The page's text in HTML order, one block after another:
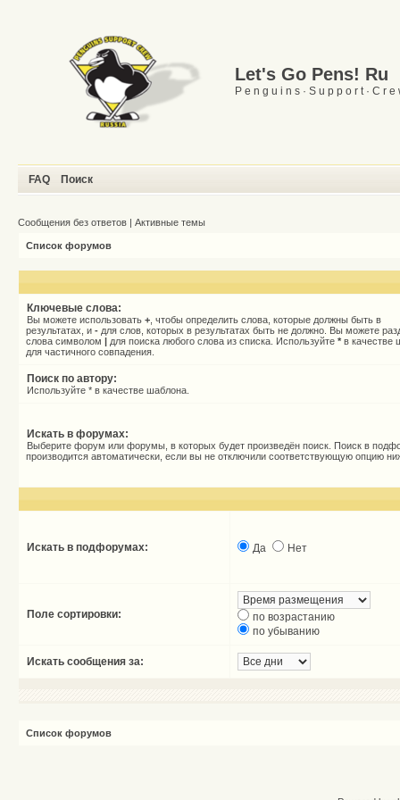
Let's Go Pens! Ru
P e n g u i n s · S u p p o r t · C r e
FAQ Поиск
Сообщения без ответов | Активные темы
Список форумов
Ключевые слова:
Вы можете использовать + , чтобы определить слова, которые должны быть в
результатах, и - для слов, которых в результатах быть не должно. Вы можете
слова символом | для поиска любого слова из списка. Используйте * в качестве
для частичного совпадения.
Поиск по автору:
Используйте * в качестве шаблона.
Искать в форумах:
Выберите форум или форумы, в которых будет произведён поиск. Поиск в
производится автоматически, если вы не отключили соответствующую опцию
Искать в подфорумах: Да Нет
Поле сортировки:
по возрастанию
по убыванию
Искать сообщения за:
Список форумов